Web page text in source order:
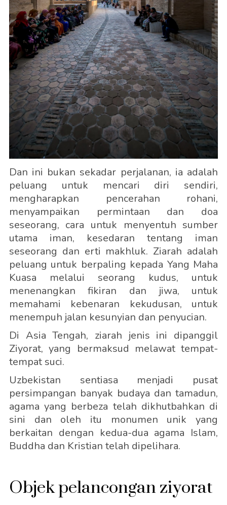
Dan ini bukan sekadar perjalanan, ia adalah
peluang untuk mencari diri sendiri,
mengharapkan pencerahan rohani,
menyampaikan permintaan dan doa
seseorang, cara untuk menyentuh sumber
utama iman, kesedaran tentang iman
seseorang dan erti makhluk. Ziarah adalah
peluang untuk berpaling kepada Yang Maha
Kuasa melalui seorang kudus, untuk
menenangkan fikiran dan jiwa, untuk
memahami kebenaran kekudusan, untuk
menempuh jalan kesunyian dan penyucian.
Di Asia Tengah, ziarah jenis ini dipanggil
Ziyorat, yang bermaksud melawat tempat-
tempat suci.
Uzbekistan sentiasa menjadi pusat
persimpangan banyak budaya dan tamadun,
agama yang berbeza telah dikhutbahkan di
sini dan oleh itu monumen unik yang
berkaitan dengan kedua-dua agama Islam,
Buddha dan Kristian telah dipelihara.
Objek pelancongan ziyorat